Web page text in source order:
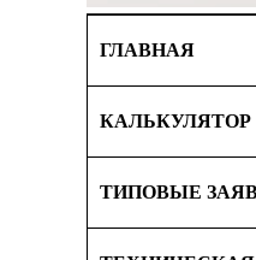
ГЛАВНАЯ
КАЛЬКУЛЯТОР
ТИПОВЫЕ